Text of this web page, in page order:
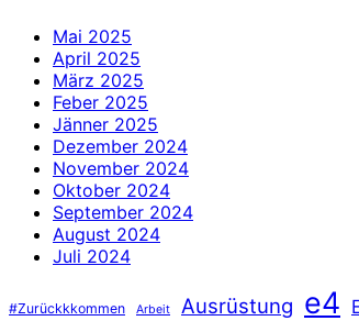
Mai 2025
April 2025
März 2025
Feber 2025
Jänner 2025
Dezember 2024
November 2024
Oktober 2024
September 2024
August 2024
Juli 2024
#Zurückkkommen Arbeit Ausrüstung e4